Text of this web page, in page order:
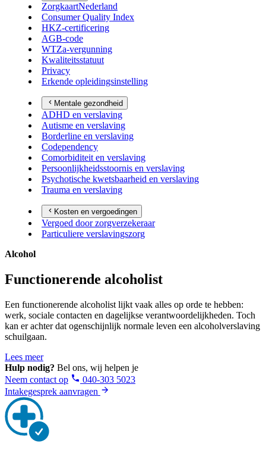
ZorgkaartNederland
Consumer Quality Index
HKZ-certificering
AGB-code
WTZa-vergunning
Kwaliteitsstatuut
Privacy
Erkende opleidingsinstelling
Mentale gezondheid
ADHD en verslaving
Autisme en verslaving
Borderline en verslaving
Codependency
Comorbiditeit en verslaving
Persoonlijkheidsstoornis en verslaving
Psychotische kwetsbaarheid en verslaving
Trauma en verslaving
Kosten en vergoedingen
Vergoed door zorgverzekeraar
Particuliere verslavingszorg
Alcohol
Functionerende alcoholist
Een functionerende alcoholist lijkt vaak alles op orde te hebben:
werk, sociale contacten en dagelijkse verantwoordelijkheden. Toch
kan er achter dat ogenschijnlijk normale leven een alcoholverslaving
schuilgaan.
Lees meer
Hulp nodig? Bel ons, wij helpen je
Neem contact op
040-303 5023
Intakegesprek aanvragen